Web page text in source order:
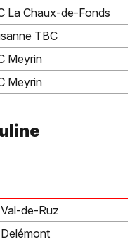
La Chaux-de-Fonds
TBC
Meyrin
Meyrin
de-Ruz